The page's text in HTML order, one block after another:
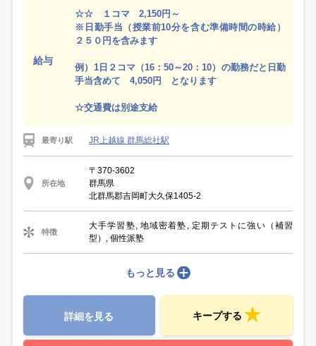
給与
☆☆ １コマ 2,150円～
※日勤手当（授業前10分を含む準備時間の時給）
２５０円を含みます
例）1日２コマ（16：50～20：10）の勤務だと日勤
手当含めて 4,050円 となります
☆交通費は別途支給
最寄り駅 JR上越線 群馬総社駅
所在地
〒370-3602
群馬県
北群馬郡吉岡町大久保1405-2
特徴
大手学習塾, 地域密着塾, 定期テストに強い（補習
型）, 個性派塾
もっと見る
詳細を見る キープする